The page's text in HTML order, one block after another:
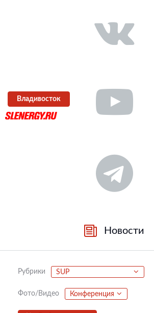
Владивосток
Новости
Рубрики SUP
Фото/Видео Конференция